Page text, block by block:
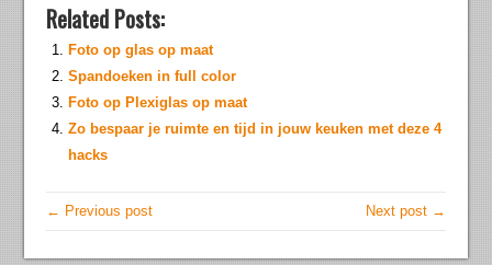
Related Posts:
Foto op glas op maat
Spandoeken in full color
Foto op Plexiglas op maat
Zo bespaar je ruimte en tijd in jouw keuken met deze 4
hacks
← Previous post Next post →